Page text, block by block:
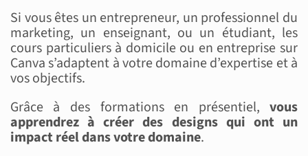
Si vous êtes un entrepreneur, un professionnel du
marketing, un enseignant, ou un étudiant, les
cours particuliers à domicile ou en entreprise sur
Canva s’adaptent à votre domaine d’expertise et à
vos objectifs.
Grâce à des formations en présentiel,vous
apprendrez à créer des designs qui ont un
impact réel dans votre domaine.